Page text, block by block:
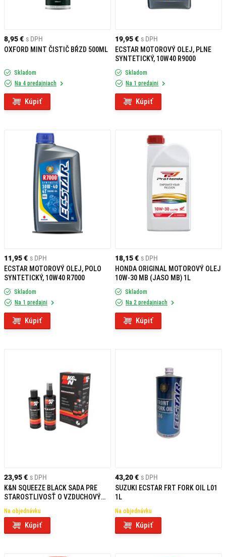
8,95 € s DPH
OXFORD MINT ČISTIČ BŔZD 500ML
Skladom
Na 4 predajniach
Kúpiť
19,95 € s DPH
ECSTAR MOTOROVÝ OLEJ, PLNE
SYNTETICKÝ, 10W40 R9000
Skladom
Na 1 predajni
Kúpiť
11,95 € s DPH
ECSTAR MOTOROVÝ OLEJ, POLO
SYNTETICKÝ, 10W40 R7000
Skladom
Na 1 predajni
Kúpiť
18,15 € s DPH
HONDA ORIGINAL MOTOROVÝ OLEJ
10W-30 MB (JASO MB) 1L
Skladom
Na 2 predajniach
Kúpiť
23,95 € s DPH
K&N SQUEEZE BLACK SADA PRE
STAROSTLIVOSŤ O VZDUCHOVÝ
Na objednávku
Kúpiť
43,20 € s DPH
SUZUKI ECSTAR FRT FORK OIL L01
1L
Na objednávku
Kúpiť